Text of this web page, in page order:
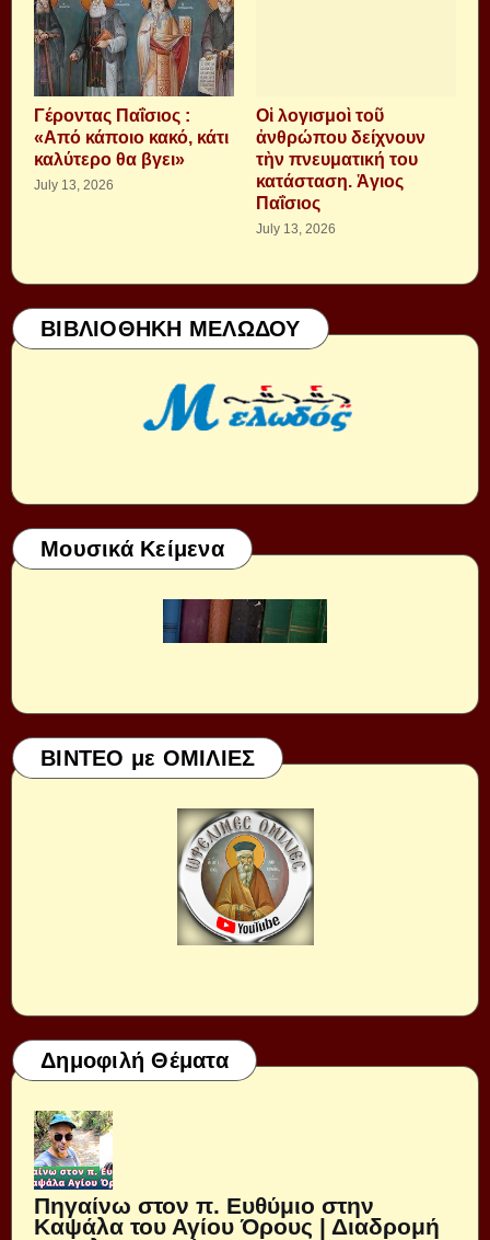
Γέροντας Παΐσιος :
«Από κάποιο κακό, κάτι
καλύτερο θα βγει»
July 13, 2026
Οἱ λογισμοὶ τοῦ
ἀνθρώπου δείχνουν
τὴν πνευματική του
κατάσταση. Ἁγιος
Παΐσιος
July 13, 2026
ΒΙΒΛΙΟΘΗΚΗ ΜΕΛΩΔΟΥ
Μουσικά Κείμενα
ΒΙΝΤΕΟ με ΟΜΙΛΙΕΣ
Δημοφιλή Θέματα
Πηγαίνω στον π. Ευθύμιο στην
Καψάλα του Αγίου Όρους | Διαδρομή